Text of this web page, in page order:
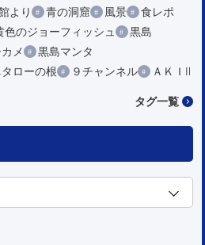
より
青の洞窟 風景
食レポ
色のジョーフィッシュ
黒島
メ
黒島マンタ
ローの根 ９チャンネル ＡＫＩⅡ
タグ一覧